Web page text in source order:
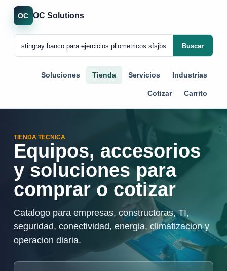
OC OC Solutions
Buscar
Soluciones Tienda Servicios Industrias
Cotizar Carrito
TIENDA TECNICA
Equipos, accesorios
y soluciones para
comprar o cotizar
Catalogo para empresas, constructoras, TI,
seguridad, conectividad, energia, climatizacion y
operacion diaria.